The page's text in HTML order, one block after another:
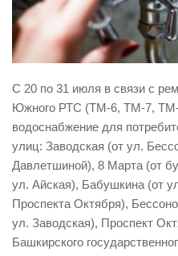
Виды деятельности
Обслуживание опасных
УГЗ рекомендует
Памятки населению
Как стать спасателем
Уголок гражданской
Пресс-центр
СМИ о нас
С 20 по 31 июля в связи с
Южного РТС (ТМ-6, ТМ-7, ТМ-
водоснабжение для
улиц: Заводская (от ул.
Давлетшиной), 8 Марта (от
ул. Айская), Бабушкина (от
Проспекта Октября),
ул. Заводская), Проспект
Башкирского